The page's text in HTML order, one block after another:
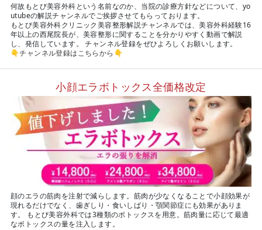
何故もとび美容外科という名前なのか、当院の診療方針などについて、yo
utubeの解説チャンネルでご挨拶させてもらっております。
もとび美容外科クリニック美容整形解説チャンネルでは、美容外科経験16
年以上の西尾院長が、美容整形に関することを分かりやすく動画で解説
し、発信しています。 チャンネル登録をぜひよろしくお願いします。
👇チャンネル登録はこちらから 👇
小顔エラボトックス全価格改定
顔のエラの筋肉を注射で減らします。筋肉が少なくなることで小顔効果が
現れるだけでなく、歯ぎしり・食いしばり・顎関節症にも効果がありま
す。 もとび美容外科では3種類のボトックスを用意。筋肉量に応じて最適
なボトックスの量を注入します。